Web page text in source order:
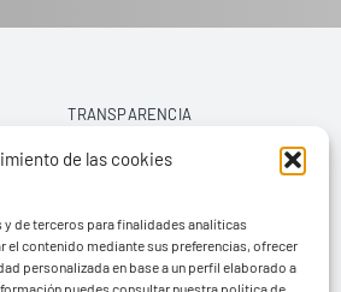
de las cookies
de terceros para finalidades analíticas
contenido mediante sus preferencias, ofrecer
personalizada en base a un perfil elaborado a
puedes consultar nuestra política de
TRANSPARENCIA
AVISO LEGAL
POLÍTICA DE PRIVACIDAD
POLÍTICA DE COOKIES (UE)